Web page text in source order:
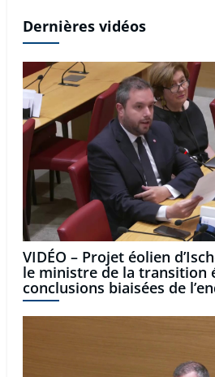
Dernières vidéos
VIDÉO – Projet éolien
le ministre de la transition
conclusions biaisées de